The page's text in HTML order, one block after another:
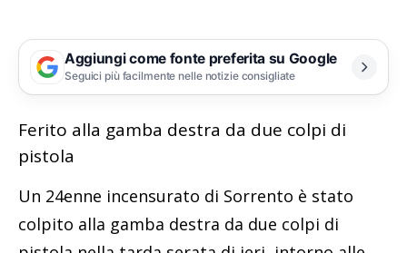
Aggiungi come fonte preferita su Google
Seguici più facilmente nelle notizie consigliate
Ferito alla gamba destra da due colpi di
pistola
Un 24enne incensurato di Sorrento è stato
colpito alla gamba destra da due colpi di